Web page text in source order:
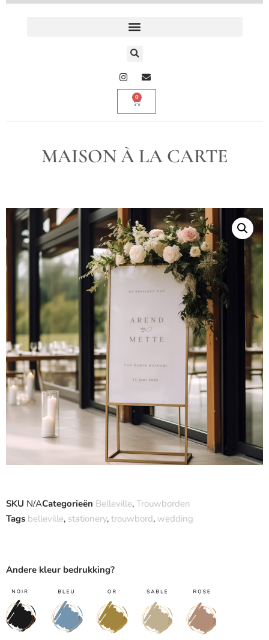
0
MAISON À LA CARTE
SKU N/ACategorieën Belleville, Trouwborden
Tags belleville, stationery, trouwbord, wedding
Andere kleur bedrukking?